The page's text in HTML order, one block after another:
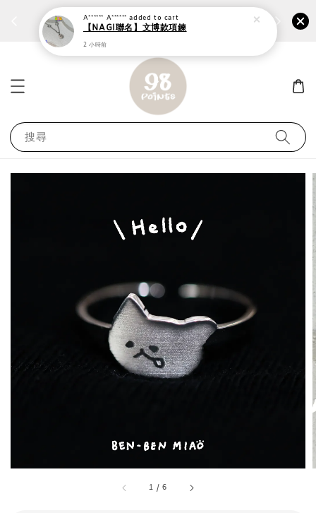
個性鋼戒任兩件1300⚡ 前往選購 ›› 加
搜尋
1 /6
A****** A****** added to cart
【NAGI聯名】文博款項鍊
2 小時前